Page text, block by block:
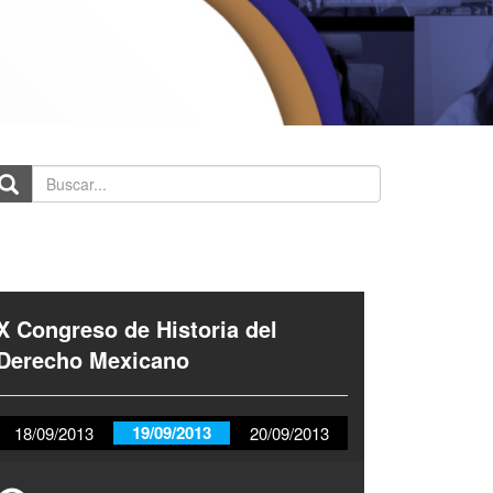
Congreso de Historia del
Mexicano
18/09/2013 19/09/2013 20/09/2013